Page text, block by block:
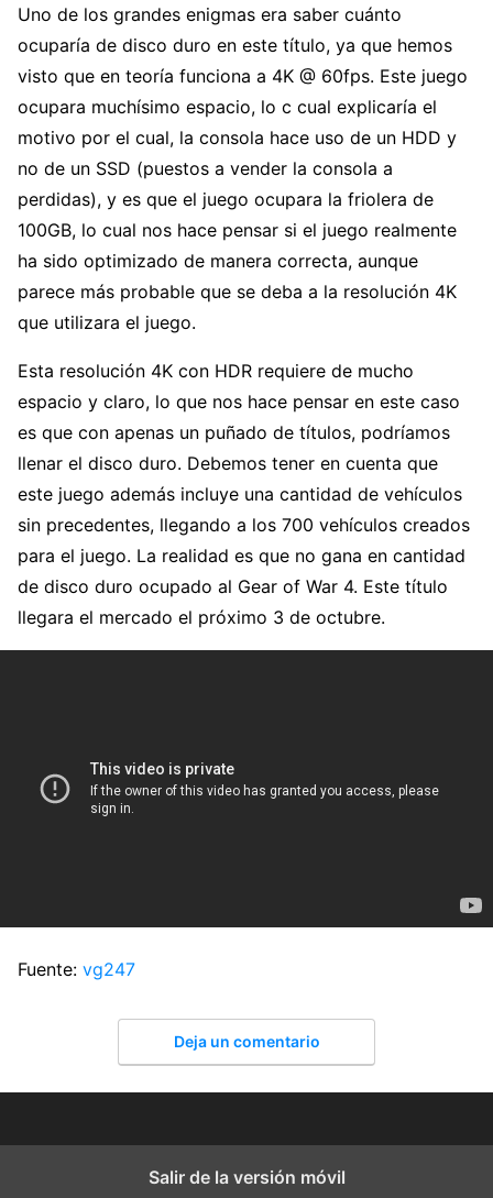
Uno de los grandes enigmas era saber cuánto
ocuparía de disco duro en este título, ya que hemos
visto que en teoría funciona a 4K @ 60fps. Este juego
ocupara muchísimo espacio, lo c cual explicaría el
motivo por el cual, la consola hace uso de un HDD y
no de un SSD (puestos a vender la consola a
perdidas), y es que el juego ocupara la friolera de
100GB, lo cual nos hace pensar si el juego realmente
ha sido optimizado de manera correcta, aunque
parece más probable que se deba a la resolución 4K
que utilizara el juego.
Esta resolución 4K con HDR requiere de mucho
espacio y claro, lo que nos hace pensar en este caso
es que con apenas un puñado de títulos, podríamos
llenar el disco duro. Debemos tener en cuenta que
este juego además incluye una cantidad de vehículos
sin precedentes, llegando a los 700 vehículos creados
para el juego. La realidad es que no gana en cantidad
de disco duro ocupado al Gear of War 4. Este título
llegara el mercado el próximo 3 de octubre.
Fuente: vg247
Deja un comentario
Salir de la versión móvil